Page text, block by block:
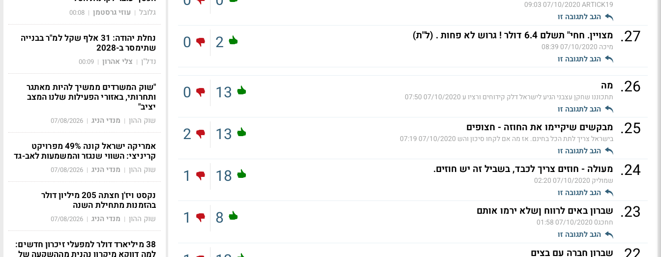
ARTICK19
07/10/2020 09:03
הגב לתגובה זו
27
. מצויין. חחי" תשלם 6.4 דולר ! גרוש לא פחות . (ל"ת)
מיכה 07/10/2020 08:39
הגב לתגובה זו
2
0
26
. מה
תתכוננו שחקן עצבני הגיע לישראל דלק קידוחים ורציו ע07/10/2020 07:50
הגב לתגובה זו
13
0
25
. מבקשים שיקיימו את החוזה - חצופים
בישראל צריך לתת הכל בחינם. אז מה אם לקחו סיכון והש 07/10/2020 07:19
הגב לתגובה זו
13
2
24
. מעולה - חוזים צריך לכבד, בשביל זה יש חוזים.
שמוליק 07/10/2020 02:20
הגב לתגובה זו
18
1
23
. שברון באים לרווח ןשלא ירמו אותם
חחכג0 07/10/2020 01:58
הגב לתגובה זו
8
1
שברון חברה עם בצים
גלובל | עוזי גרסטמן |
00:08
נחלת יהודה: 31 אלף שקל למ"ר בבנייה
שתימסר ב-2028
נדל"ן | צלי אהרון |
00:09
"שוק המשרדים ממשיך להיות מאתגר
ותחרותי, באזורי הפעילות שלנו המצב
יציב"
שוק ההון | מנדי הניג |
07/08/2026
אמריקה ישראל קונה 49% מפרויקט
קריניצי: השווי שנגזר והמשמעות לאב-גד
שוק ההון | מנדי הניג |
07/08/2026
נקסט ויז'ן חצתה 205 מיליון דולר
בהזמנות מתחילת השנה
שוק ההון | מנדי הניג |
07/08/2026
38 מיליארד דולר למפעלי זיכרון חדשים:
למה דווקא מיקרון נהנית מההשקעה של